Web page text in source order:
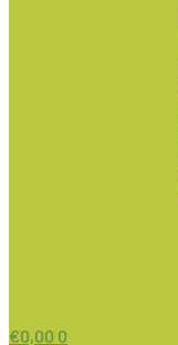
€0,00 0